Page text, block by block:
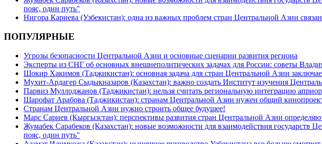
пояс, один путь"
Нигора Кариева (Узбекистан): одна из важных проблем стран Центральной Азии
ПОПУЛЯРНЫЕ
Угрозы безопасности Центральной Азии и основные сценарии развития региона
Эксперты из СНГ об основных внешнеполитических задачах для России: советы
Шокир Хакимов (Таджикистан): основная задача для стран Центральной Азии
Мухит-Ардагер Сыдыкназаров (Казахстан): важно создать Институт изучения
Парвиз Муллоджанов (Таджикистан): нельзя считать региональную интеграцию
Шарофат Арабова (Таджикистан): странам Центральной Азии нужен общий
Странам Центральной Азии нужно строить общее будущее!
Марс Сариев (Кыргызстан): перспективы развития стран Центральной Азии
Жумабек Сарабеков (Казахстан): новые возможности для взаимодействия
пояс, один путь"